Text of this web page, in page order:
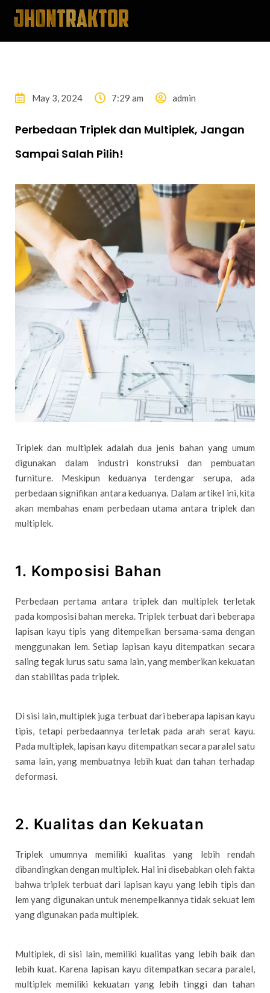
May 3, 2024 7:29 am admin
Perbedaan Triplek dan Multiplek, Jangan
Sampai Salah Pilih!
Triplek dan multiplek adalah dua jenis bahan yang umum
digunakan dalam industri konstruksi dan pembuatan
furniture. Meskipun keduanya terdengar serupa, ada
perbedaan signifikan antara keduanya. Dalam artikel ini, kita
akan membahas enam perbedaan utama antara triplek dan
multiplek.
1. Komposisi Bahan
Perbedaan pertama antara triplek dan multiplek terletak
pada komposisi bahan mereka. Triplek terbuat dari beberapa
lapisan kayu tipis yang ditempelkan bersama-sama dengan
menggunakan lem. Setiap lapisan kayu ditempatkan secara
saling tegak lurus satu sama lain, yang memberikan kekuatan
dan stabilitas pada triplek.
Di sisi lain, multiplek juga terbuat dari beberapa lapisan kayu
tipis, tetapi perbedaannya terletak pada arah serat kayu.
Pada multiplek, lapisan kayu ditempatkan secara paralel satu
sama lain, yang membuatnya lebih kuat dan tahan terhadap
deformasi.
2. Kualitas dan Kekuatan
Triplek umumnya memiliki kualitas yang lebih rendah
dibandingkan dengan multiplek. Hal ini disebabkan oleh fakta
bahwa triplek terbuat dari lapisan kayu yang lebih tipis dan
lem yang digunakan untuk menempelkannya tidak sekuat lem
yang digunakan pada multiplek.
Multiplek, di sisi lain, memiliki kualitas yang lebih baik dan
lebih kuat. Karena lapisan kayu ditempatkan secara paralel,
multiplek memiliki kekuatan yang lebih tinggi dan tahan